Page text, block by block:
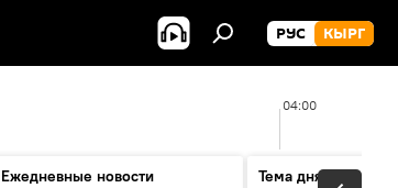
РУС КЫРГ
04:00
Ежедневные новости
Тема дня